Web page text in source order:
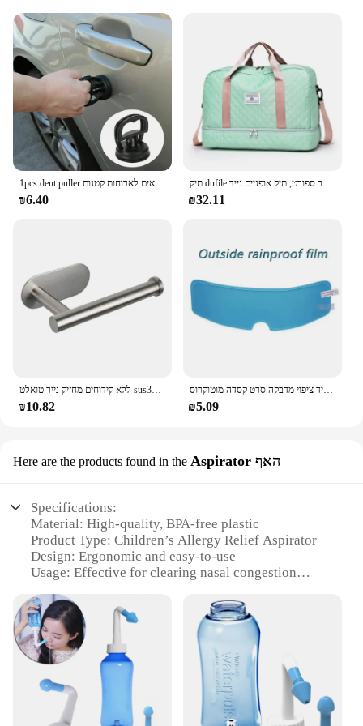
suppliers ready to assist with any inquiries or
concerns. With our Children’s Allergy Relief sets,
you can trust that your child will have the tools they
need to thrive in an allergy-friendly environment.
1pcs dent puller למשוך ראש לוח מסיר כלי 2 אינץ 'מכונת תיקון מכונת סקר מכונת שאיבה מתאים לארוחות קטנות
₪6.40
תיק dufile נסיעות סריג קל משקל, תיק אחסון ספורט כושר ספורט, תיק אופניים נייד
₪32.11
ללא קידוחים מחזיק נייר טואלט sus304 נירוסטה עצמית דבק קיר הר רקמות מגבת רקמות מגבת אמבטיה
₪10.82
חדש אוניברסלי אופנוע קסדה ברור סרט נגד ערפל וגשם סרט עמיד ננו עמיד ציפוי מדבקה סרט קסדה מוטוקרוס
₪5.09
Here are the products found in the Aspirator האף
Specifications:
Material: High-quality, BPA-free plastic
Product Type: Children’s Allergy Relief Aspirator
Design: Ergonomic and easy-to-use
Usage: Effective for clearing nasal congestion
Size: Compact and portable for on-the-go use
Features:
**Efficient Relief for Little Ones**
The Children’s Allergy Relief Aspirator is a must-
have for parents looking to provide comfort to their
kids during allergy season. This allergy relief
device is designed to be gentle on children's